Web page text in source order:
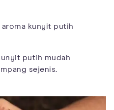
kunyit putih
putih mudah
sejenis.